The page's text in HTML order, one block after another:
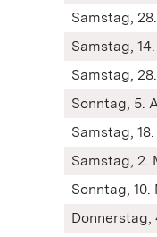
Samstag,
Samstag,
Samstag,
Sonntag, 5.
Samstag,
Samstag, 2.
Sonntag, 10.
Donnerstag,